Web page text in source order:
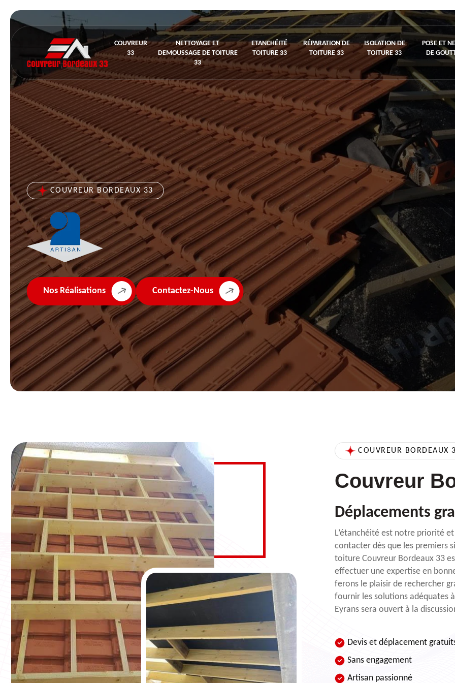
COUVREUR
33
NETTOYAGE ET
DEMOUSSAGE DE TOITURE
33
ETANCHÉITÉ
TOITURE 33
RÉPARATION DE
TOITURE 33
ISOLATION DE
TOITURE 33
POSE ET
DE
COUVREUR BORDEAUX 33
Nos Réalisations Contactez-Nous
COUVREUR BORDEAUX
Couvreur
Déplacements
L’étanchéité est notre priorité
contacter dès que les premiers
toiture Couvreur Bordeaux 33
effectuer une expertise en
ferons le plaisir de rechercher
fournir les solutions adéquates
Eyrans sera ouvert à la
Devis et déplacement
Sans engagement
Artisan passionné